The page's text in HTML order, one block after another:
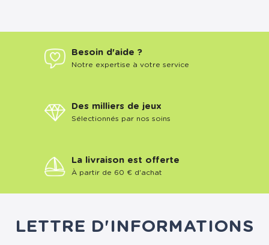
Besoin d'aide ?
Notre expertise à votre service
Des milliers de jeux
Sélectionnés par nos soins
La livraison est offerte
À partir de 60 € d'achat
LETTRE D'INFORMATIONS